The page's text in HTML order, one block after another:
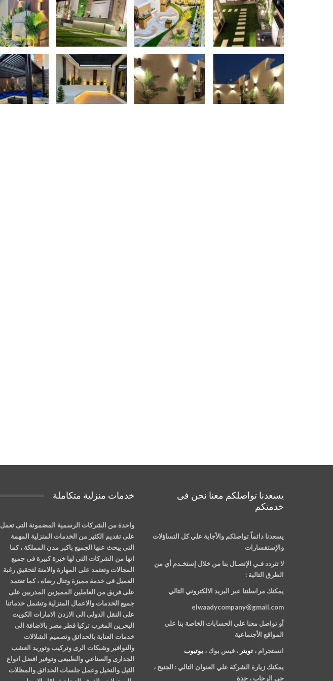
يسعدنا تواصلكم معنا نحن فى
خدمتكم
يسعدنا دائماً تواصلكم والأجابة علي كل التساؤلات
والإستفسارات
لا تتردد فـي الإتصـال بنا من خلال إستخـدم أي من
الطرق التالية :
يمكنك مراسلتنا عبر البريد الالكتروني التالي
elwaadycompany@gmail.com
أو تواصل معنا علي الحسابات الخاصة بنا علي
المواقع الأجتماعية
انستجرام ، تويتر ، فيس بوك ، يوتيوب
يمكنك زيارة الشركة علي العنوان التالي : الجنيح ،
حي الرحاب ، جدة
خدمات منزلية متكاملة
واحدة من الشركات الرسمية المضمونة التى تعمل
على تقديم الكثير من الخدمات المنزلية المهمة
التى يبحث عنها الجميع باكبر مدن المملكة ، كما
انها من الشركات التى لها خبرة كبيرة فى جميع
المجالات وتعتمد على المهارة والامنة لتحقيق رغبة
العميل فى خدمة مميزة وتنال رضاه ، كما تعتمد
على فريق من العاملين المميزين المدربين على
جميع الخدمات والاعمال المنزلية وتشمل خدماتنا
على النقل الدولى الى الاردن الامارات الكويت
البحرين المغرب تركيا قطر مصر بالاضافة الى
خدمات العناية بالحدائق وتصميم الشلالات
والنوافير وشبكات الرى وتركيب وتوريد العشب
الجدارى والصناعي والطبيعى وتوفير افضل انواع
الثيل والنخيل وعمل جلسات الحدائق والمظلات